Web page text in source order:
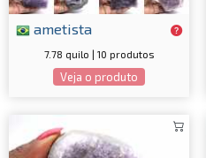
ametista
7.78 quilo | 10 produtos
Veja o produto